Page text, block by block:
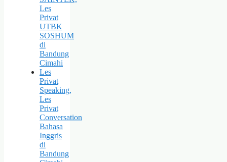
Les
Privat
UTBK
SOSHUM
di
Bandung
Cimahi
Les
Privat
Speaking,
Les
Privat
Conversation
Bahasa
Inggris
di
Bandung